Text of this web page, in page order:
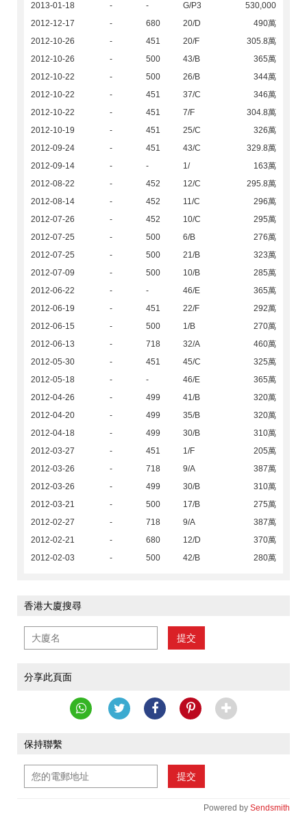
2013-01-18
- - G/P3
530,000
2012-12-17
- 680 20/D
490萬
2012-10-26
- 451 20/F
305.8萬
2012-10-26
- 500 43/B
365萬
2012-10-22
- 500 26/B
344萬
2012-10-22
- 451 37/C
346萬
2012-10-22
- 451 7/F
304.8萬
2012-10-19
- 451 25/C
326萬
2012-09-24
- 451 43/C
329.8萬
2012-09-14
- - 1/
163萬
2012-08-22
- 452 12/C
295.8萬
2012-08-14
- 452 11/C
296萬
2012-07-26
- 452 10/C
295萬
2012-07-25
- 500 6/B
276萬
2012-07-25
- 500 21/B
323萬
2012-07-09
- 500 10/B
285萬
2012-06-22
- - 46/E
365萬
2012-06-19
- 451 22/F
292萬
2012-06-15
- 500 1/B
270萬
2012-06-13
- 718 32/A
460萬
2012-05-30
- 451 45/C
325萬
2012-05-18
- - 46/E
365萬
2012-04-26
- 499 41/B
320萬
2012-04-20
- 499 35/B
320萬
2012-04-18
- 499 30/B
310萬
2012-03-27
- 451 1/F
205萬
2012-03-26
- 718 9/A
387萬
2012-03-26
- 499 30/B
310萬
2012-03-21
- 500 17/B
275萬
2012-02-27
- 718 9/A
387萬
2012-02-21
- 680 12/D
370萬
2012-02-03
- 500 42/B 280萬
香港大廈搜尋
提交
分享此頁面
保持聯繫
提交
Powered by Sendsmith